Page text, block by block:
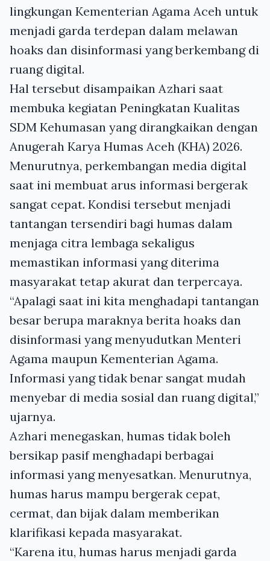
lingkungan Kementerian Agama Aceh untuk
menjadi garda terdepan dalam melawan
hoaks dan disinformasi yang berkembang di
ruang digital.
Hal tersebut disampaikan Azhari saat
membuka kegiatan Peningkatan Kualitas
SDM Kehumasan yang dirangkaikan dengan
Anugerah Karya Humas Aceh (KHA) 2026.
Menurutnya, perkembangan media digital
saat ini membuat arus informasi bergerak
sangat cepat. Kondisi tersebut menjadi
tantangan tersendiri bagi humas dalam
menjaga citra lembaga sekaligus
memastikan informasi yang diterima
masyarakat tetap akurat dan terpercaya.
“Apalagi saat ini kita menghadapi tantangan
besar berupa maraknya berita hoaks dan
disinformasi yang menyudutkan Menteri
Agama maupun Kementerian Agama.
Informasi yang tidak benar sangat mudah
menyebar di media sosial dan ruang digital,”
ujarnya.
Azhari menegaskan, humas tidak boleh
bersikap pasif menghadapi berbagai
informasi yang menyesatkan. Menurutnya,
humas harus mampu bergerak cepat,
cermat, dan bijak dalam memberikan
klarifikasi kepada masyarakat.
“Karena itu, humas harus menjadi garda